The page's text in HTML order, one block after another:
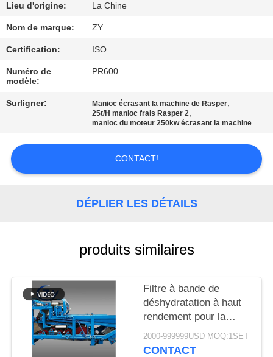
DE
QUALITÉ
CONTACTEZ-
NOUS
NOUVELLES
DEMANDEZ
CITATION
SITE
PRIVACY
POLICY
Lieu d'origine: La Chine
Nom de marque: ZY
Certification: ISO
Numéro de
modèle:
PR600
Surligner: Manioc écrasant la machine de Rasper,
25t/H manioc frais Rasper 2,
manioc du moteur 250kw écrasant la machine
CONTACT!
DÉPLIER LES DÉTAILS
produits similaires
Filtre à bande de
déshydratation à haut
rendement pour la
déshydratation stable
des boues dans les
2000-999999USD MOQ:1SET
CONTACT